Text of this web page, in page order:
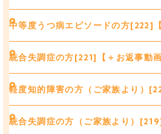
中等度うつ病エピソードの方[222]
統合失調症の方[221]【＋お返事動画
軽度知的障害の方（ご家族より）
統合失調症の方（ご家族より）